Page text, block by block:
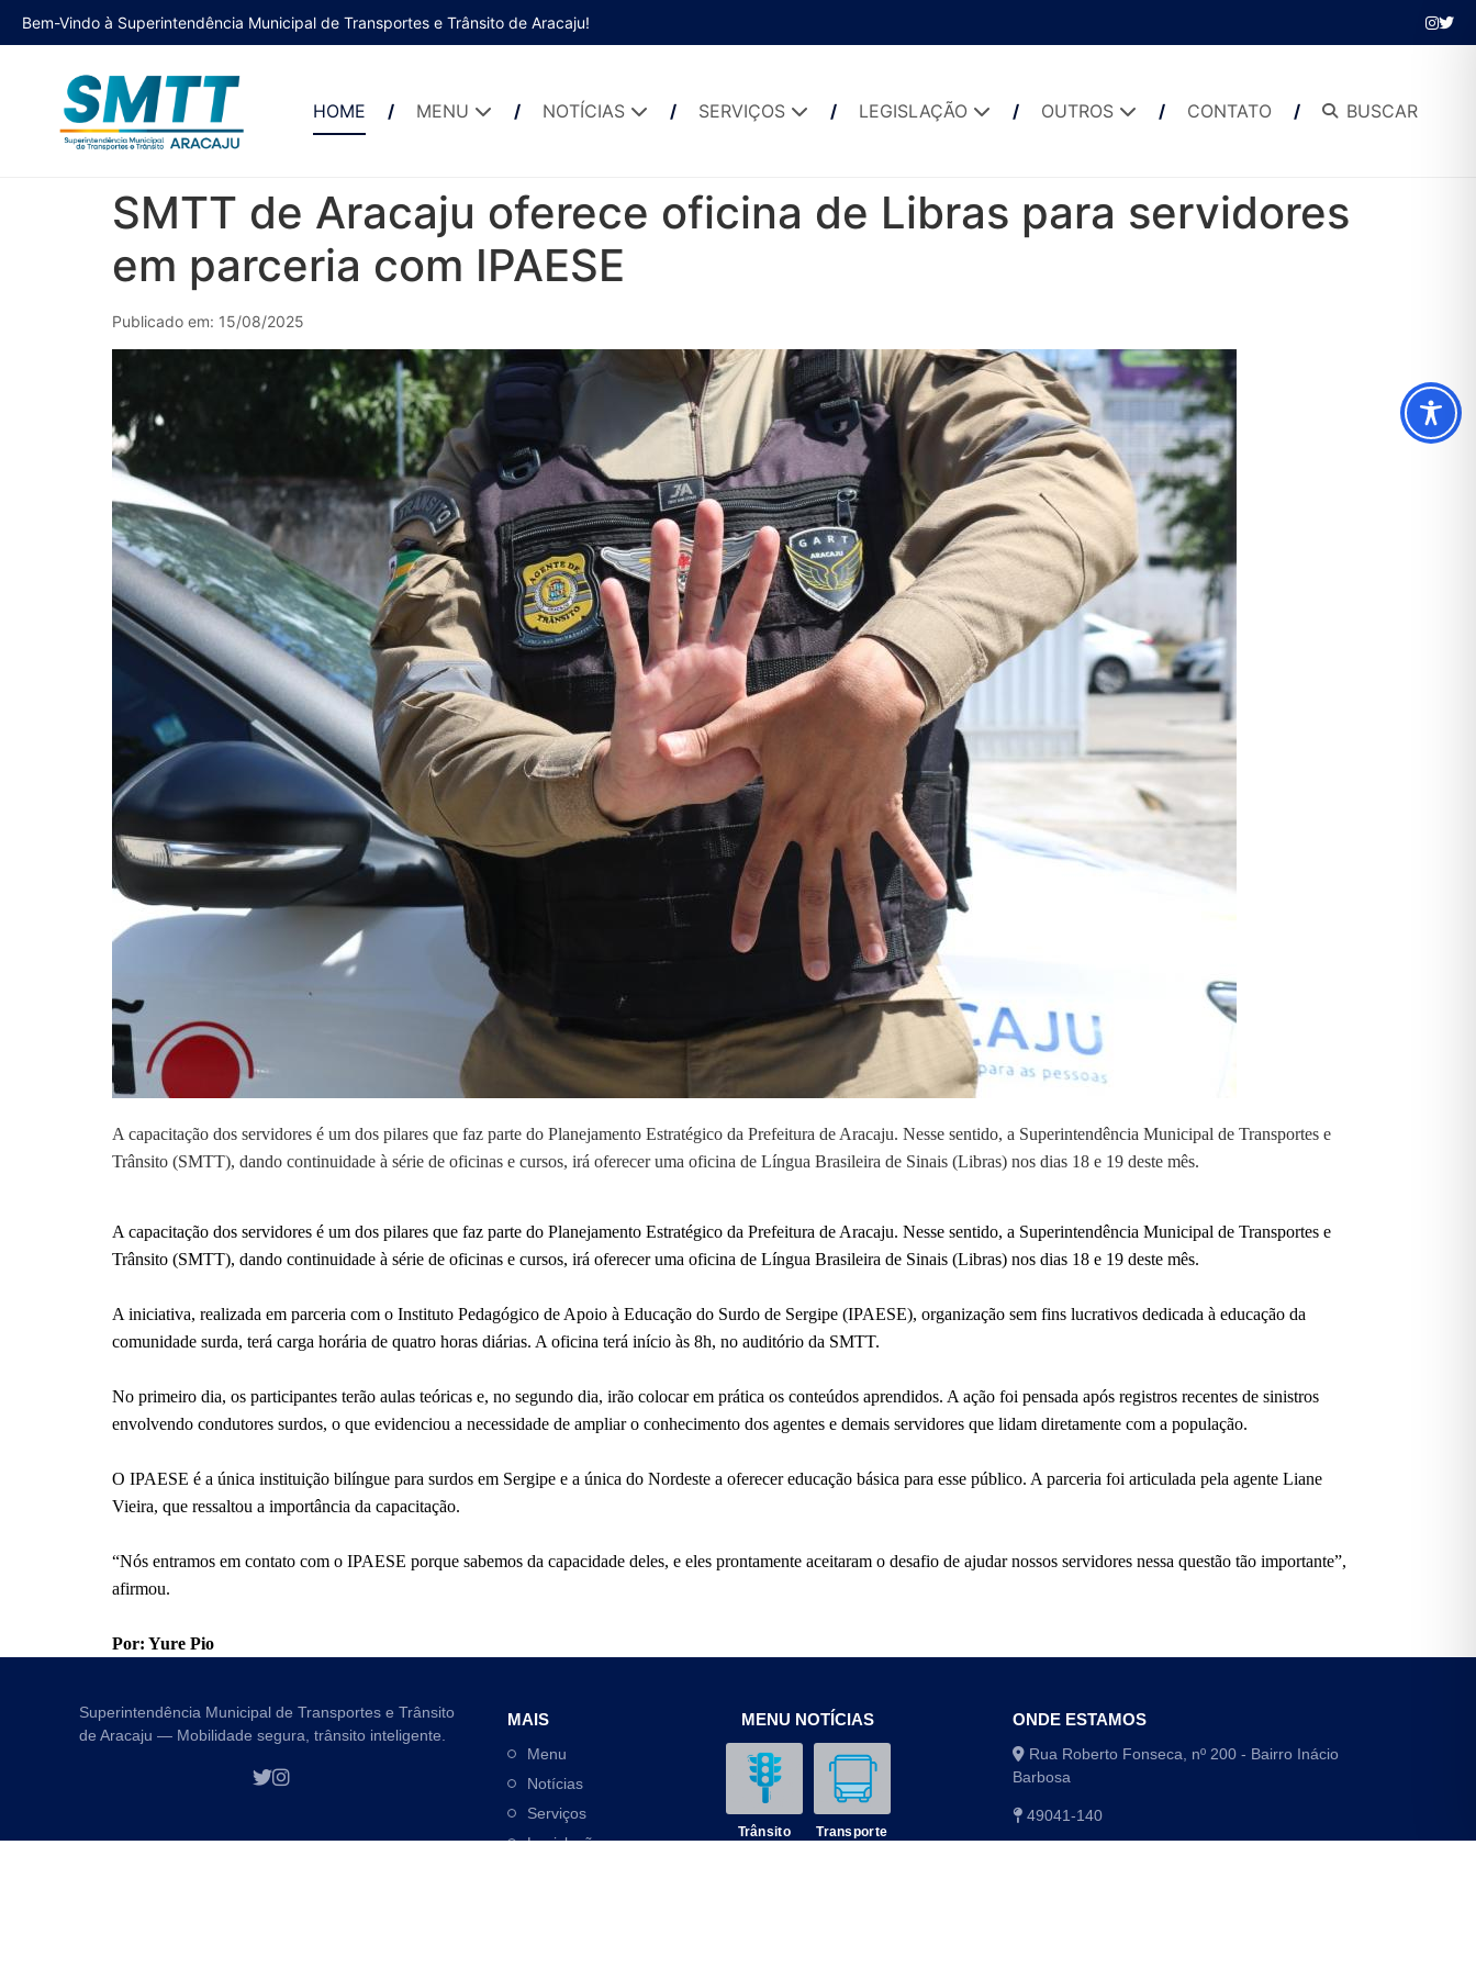
Bem-Vindo à Superintendência Municipal de Transportes e Trânsito de Aracaju!
HOME MENU NOTÍCIAS SERVIÇOS LEGISLAÇÃO OUTROS CONTATO BUSCAR
SMTT de Aracaju oferece oficina de Libras para servidores
em parceria com IPAESE
Publicado em: 15/08/2025
A capacitação dos servidores é um dos pilares que faz parte do Planejamento Estratégico da Prefeitura de Aracaju. Nesse sentido, a Superintendência Municipal de Transportes e
Trânsito (SMTT), dando continuidade à série de oficinas e cursos, irá oferecer uma oficina de Língua Brasileira de Sinais (Libras) nos dias 18 e 19 deste mês.
A capacitação dos servidores é um dos pilares que faz parte do Planejamento Estratégico da Prefeitura de Aracaju. Nesse sentido, a Superintendência Municipal de Transportes e
Trânsito (SMTT), dando continuidade à série de oficinas e cursos, irá oferecer uma oficina de Língua Brasileira de Sinais (Libras) nos dias 18 e 19 deste mês.
A iniciativa, realizada em parceria com o Instituto Pedagógico de Apoio à Educação do Surdo de Sergipe (IPAESE), organização sem fins lucrativos dedicada à educação da
comunidade surda, terá carga horária de quatro horas diárias. A oficina terá início às 8h, no auditório da SMTT.
No primeiro dia, os participantes terão aulas teóricas e, no segundo dia, irão colocar em prática os conteúdos aprendidos. A ação foi pensada após registros recentes de sinistros
envolvendo condutores surdos, o que evidenciou a necessidade de ampliar o conhecimento dos agentes e demais servidores que lidam diretamente com a população.
O IPAESE é a única instituição bilíngue para surdos em Sergipe e a única do Nordeste a oferecer educação básica para esse público. A parceria foi articulada pela agente Liane
Vieira, que ressaltou a importância da capacitação.
“Nós entramos em contato com o IPAESE porque sabemos da capacidade deles, e eles prontamente aceitaram o desafio de ajudar nossos servidores nessa questão tão importante”,
afirmou.
Por: Yure Pio
Superintendência Municipal de Transportes e Trânsito
de Aracaju — Mobilidade segura, trânsito inteligente.
MAIS
Menu
Notícias
Serviços
Legislação
MENU NOTÍCIAS
Trânsito Transporte
ONDE ESTAMOS
Rua Roberto Fonseca, nº 200 - Bairro Inácio
Barbosa
49041-140